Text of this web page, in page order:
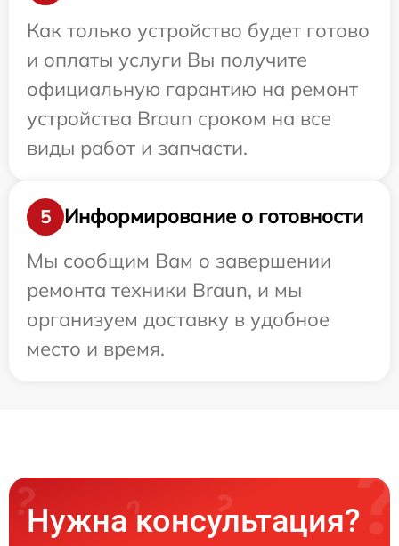
Как только устройство будет готово
и оплаты услуги Вы получите
официальную гарантию на ремонт
устройства Braun сроком на все
виды работ и запчасти.
5
Информирование о готовности
Мы сообщим Вам о завершении
ремонта техники Braun, и мы
организуем доставку в удобное
место и время.
Нужна консультация?